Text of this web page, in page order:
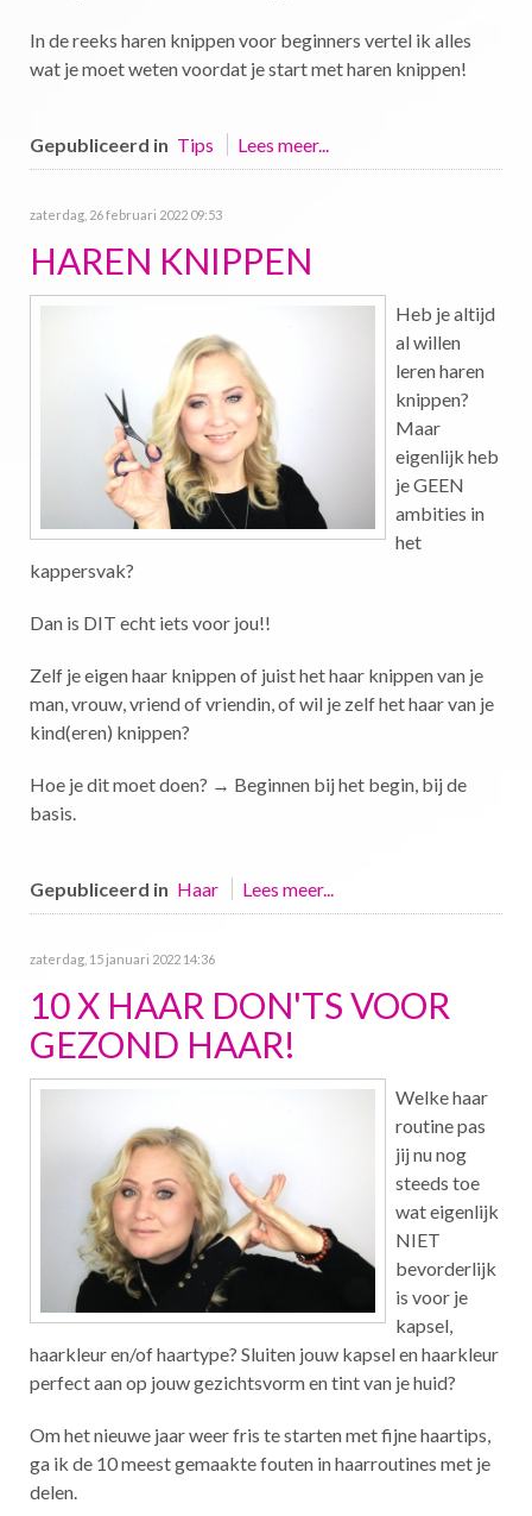
In de reeks haren knippen voor beginners vertel ik alles
wat je moet weten voordat je start met haren knippen!
Gepubliceerd in Tips Lees meer...
zaterdag, 26 februari 2022 09:53
HAREN KNIPPEN
Heb je altijd
al willen
leren haren
knippen?
Maar
eigenlijk heb
je GEEN
ambities in
het
kappersvak?
Dan is DIT echt iets voor jou!!
Zelf je eigen haar knippen of juist het haar knippen van je
man, vrouw, vriend of vriendin, of wil je zelf het haar van je
kind(eren) knippen?
Hoe je dit moet doen? → Beginnen bij het begin, bij de
basis.
Gepubliceerd in Haar Lees meer...
zaterdag, 15 januari 2022 14:36
10 X HAAR DON'TS VOOR
GEZOND HAAR!
Welke haar
routine pas
jij nu nog
steeds toe
wat eigenlijk
NIET
bevorderlijk
is voor je
kapsel,
haarkleur en/of haartype? Sluiten jouw kapsel en haarkleur
perfect aan op jouw gezichtsvorm en tint van je huid?
Om het nieuwe jaar weer fris te starten met fijne haartips,
ga ik de 10 meest gemaakte fouten in haarroutines met je
delen.